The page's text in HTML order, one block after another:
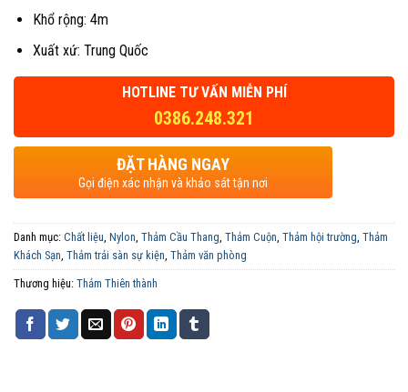
Khổ rộng: 4m
Xuất xứ: Trung Quốc
HOTLINE TƯ VẤN MIỄN PHÍ
0386.248.321
ĐẶT HÀNG NGAY
Gọi điện xác nhận và khảo sát tận nơi
Danh mục: Chất liệu, Nylon, Thảm Cầu Thang, Thảm Cuộn, Thảm hội trường, Thảm
Khách Sạn, Thảm trải sàn sự kiện, Thảm văn phòng
Thương hiệu: Thảm Thiên thành